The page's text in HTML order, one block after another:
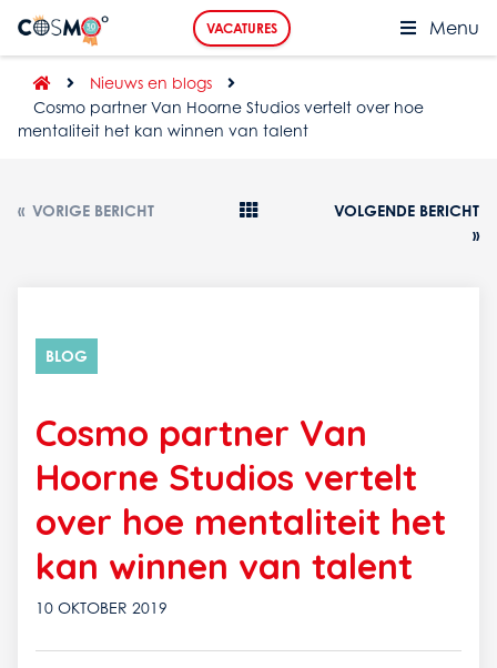
Menu
VACATURES
Nieuws en blogs
Cosmo partner Van Hoorne Studios vertelt over hoe
mentaliteit het kan winnen van talent
« VORIGE BERICHT
VOLGENDE BERICHT
»
BLOG
Cosmo partner Van
Hoorne Studios vertelt
over hoe mentaliteit het
kan winnen van talent
10 OKTOBER 2019